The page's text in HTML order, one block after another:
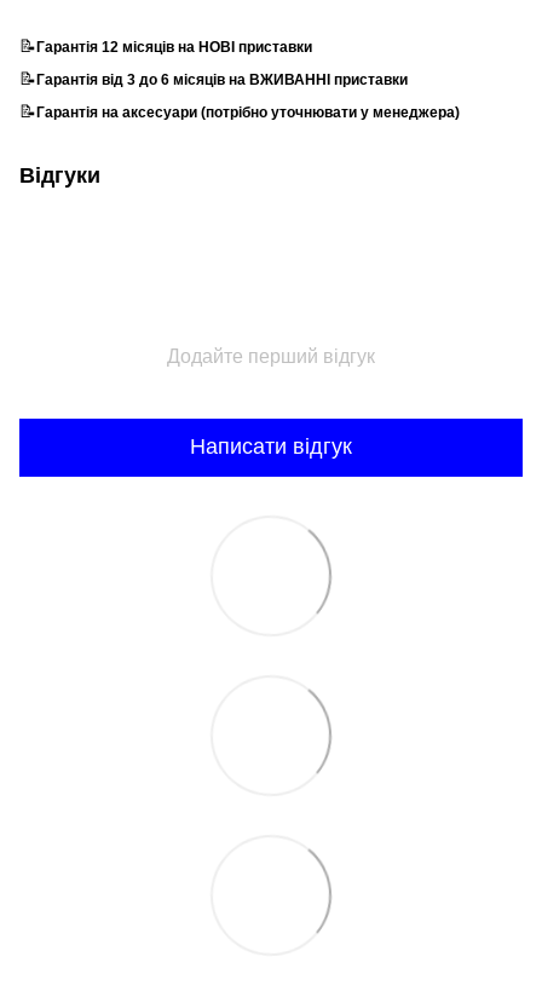
📝Гарантія 12 місяців на НОВІ приставки
📝Гарантія від 3 до 6 місяців на ВЖИВАННІ приставки
📝Гарантія на аксесуари (потрібно уточнювати у менеджера)
Відгуки
Додайте перший відгук
Написати відгук